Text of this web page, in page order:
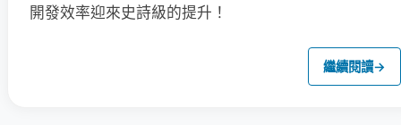
開發效率迎來史詩級的提升！
繼續閱讀→